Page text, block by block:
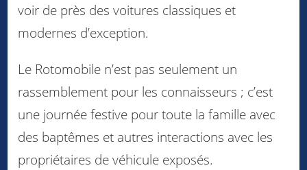
voir de près des voitures classiques et
modernes d’exception.
Le Rotomobile n’est pas seulement un
rassemblement pour les connaisseurs ; c’est
une journée festive pour toute la famille avec
des baptêmes et autres interactions avec les
propriétaires de véhicule exposés.